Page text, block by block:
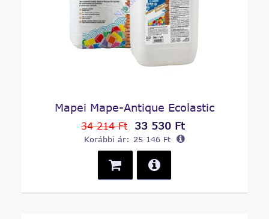
Mapei Mape-Antique Ecolastic
34 214 Ft 33 530 Ft
Korábbi ár: 25 146 Ft